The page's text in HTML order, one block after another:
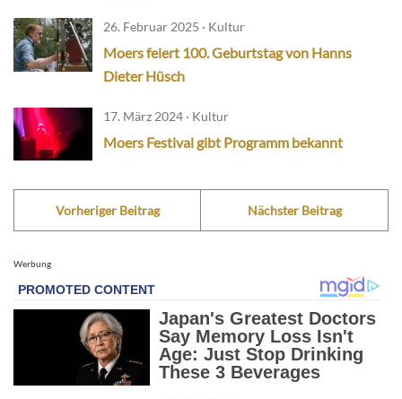
26. Februar 2025 · Kultur
Moers feiert 100. Geburtstag von Hanns
Dieter Hüsch
17. März 2024 · Kultur
Moers Festival gibt Programm bekannt
Vorheriger Beitrag Nächster Beitrag
Werbung